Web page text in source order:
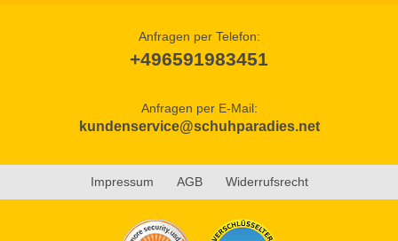
Anfragen per Telefon:
+496591983451
Anfragen per E-Mail:
kundenservice@schuhparadies.net
Impressum AGB Widerrufsrecht